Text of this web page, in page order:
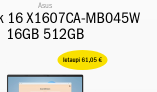
Asus
16 X1607CA-MB045W
16GB 512GB
Ietaupi 61,05 €